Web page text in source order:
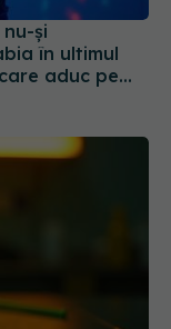
şi
în ultimul
aduc pe